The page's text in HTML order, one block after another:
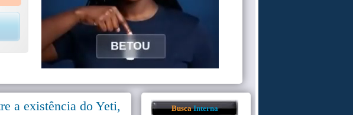
a existência do Yeti,
BuscaInterna